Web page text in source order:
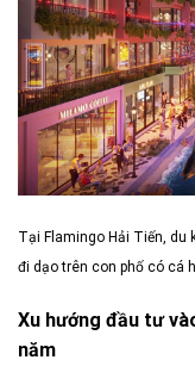
Tại Flamingo Hải Tiến, du
đi dạo trên con phố có cá
Xu hướng đầu tư
năm